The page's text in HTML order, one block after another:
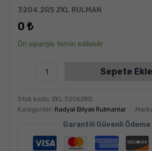
6
müşteri
puanına
5
5.00
puan
aldı
3204.2RS ZKL RULMAN
0 ₺
Ön siparişle temin edilebilir
Sepete Ekle
Stok kodu: ZKL 32042RS
Kategoriler: Radyal Bilyalı Rulmanlar
Garantili Güvenli Ödeme